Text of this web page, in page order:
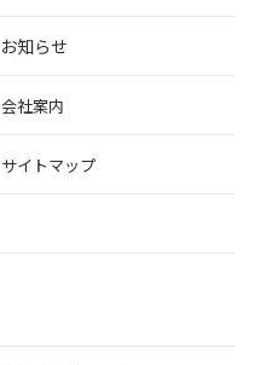
お知らせ
会社案内
サイトマップ